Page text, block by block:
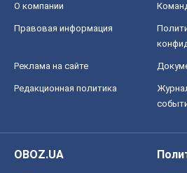
О компании
Правовая информация
Реклама на сайте
Редакционная политика
OBOZ.UA